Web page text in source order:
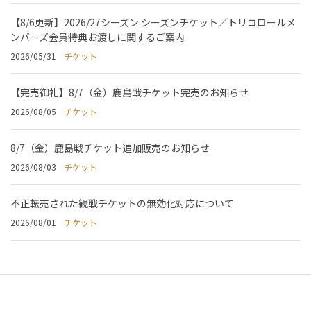
【8/6更新】2026/27シーズン シーズンチケット／トリコロールメ
ンバーズ会員特典お渡しに関するご案内
2026/05/31 チケット
【完売御礼】8/7（金）鹿島戦チケット完売のお知らせ
2026/08/05 チケット
8/7（金）鹿島戦チケット追加販売のお知らせ
2026/08/03 チケット
不正転売された観戦チケットの無効化対応について
2026/08/01 チケット